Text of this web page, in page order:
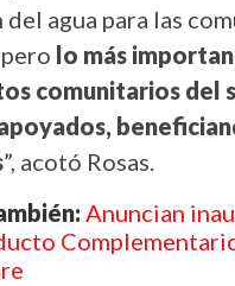
agua para las
lo más
comunitarios del
”, acotó Rosas.
Anuncian